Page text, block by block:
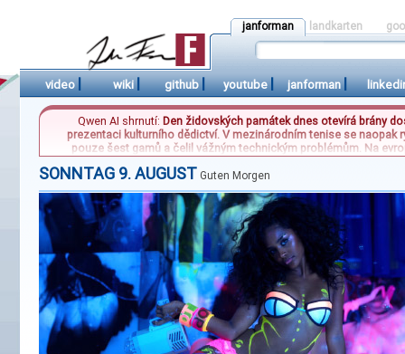
janforman landkarten
video | wiki | github | youtube | janforman |
Qwen AI shrnutí: Den židovských památek dnes otevírá brány
prezentaci kulturního dědictví. V mezinárodním tenise se
pouze šest gamů a čelil vážným technickým problémům. Na
městě Ilskij na jihu země. Tyto události společně vykreslují
SONNTAG 9. AUGUST Guten Morgen